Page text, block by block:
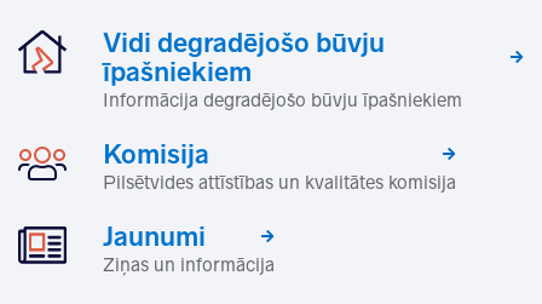
Vidi degradējošo būvju
īpašniekiem
Informācija degradējošo būvju īpašniekiem
Komisija
Pilsētvides attīstības un kvalitātes komisija
Jaunumi
Ziņas un informācija